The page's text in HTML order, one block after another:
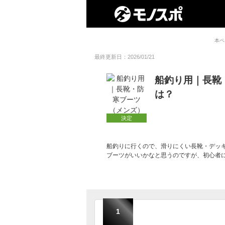
本
最終更新日：2026/01/21
決定
船釣り用｜長靴
は？
船釣りに行くので、滑りにくい長靴・デッ
ブーツがいいかなと思うのですが、初心
1